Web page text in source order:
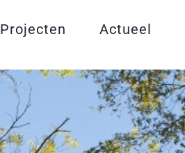
Projecten Actueel